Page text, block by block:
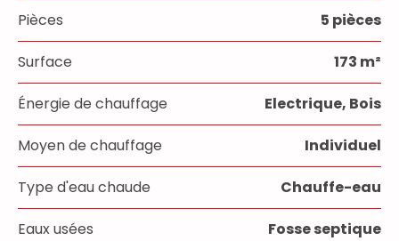
Pièces 5 pièces
Surface 173 m²
Énergie de chauffage Electrique, Bois
Moyen de chauffage Individuel
Type d'eau chaude Chauffe-eau
Eaux usées Fosse septique